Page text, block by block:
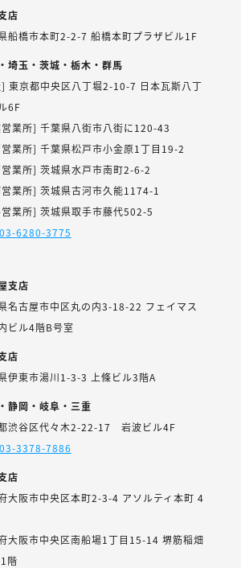
店
船橋市本町2-2-7 船橋本町プラザビル1F
埼玉・茨城・栃木・群馬
東京都中央区八丁堀2-10-7 日本瓦斯八丁
6F
業所] 千葉県八街市八街に120-43
業所] 千葉県松戸市小金原1丁目19-2
業所] 茨城県水戸市南町2-6-2
業所] 茨城県古河市久能1174-1
業所] 茨城県取手市藤代502-5
03-6280-3775
支店
名古屋市中区丸の内3-18-22 フェイマス
ビル4階B号室
店
伊東市湯川1-3-3 上條ビル3階A
静岡・岐阜・三重
渋谷区代々木2-22-17 岩波ビル4F
03-3378-7886
店
大阪市中央区本町2-3-4 アソルティ本町 4
大阪市中央区南船場1丁目15-14 堺筋稲畑
階